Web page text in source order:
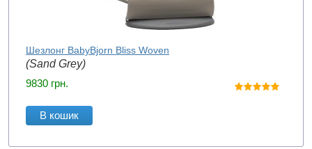
Шезлонг BabyBjorn Bliss Woven
(Sand Grey)
9830 грн.
В кошик